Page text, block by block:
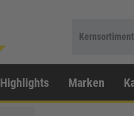
Kernsortiment
Highlights Marken